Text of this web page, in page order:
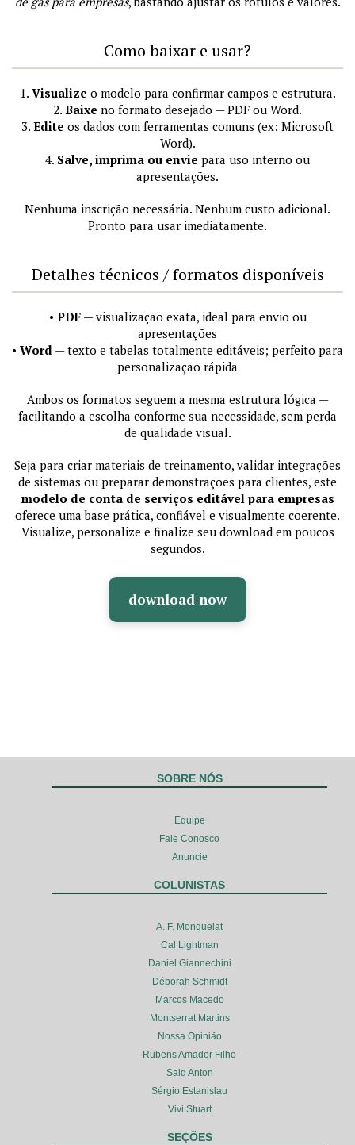
Como baixar e usar?
1. Visualize o modelo para confirmar campos e estrutura.
2. Baixe no formato desejado — PDF ou Word.
3. Edite os dados com ferramentas comuns (ex: Microsoft
Word).
4. Salve, imprima ou envie para uso interno ou
apresentações.
Nenhuma inscrição necessária. Nenhum custo adicional.
Pronto para usar imediatamente.
Detalhes técnicos / formatos disponíveis
• PDF— visualização exata, ideal para envio ou
apresentações
• Word — texto e tabelas totalmente editáveis; perfeito para
personalização rápida
Ambos os formatos seguem a mesma estrutura lógica —
facilitando a escolha conforme sua necessidade, sem perda
de qualidade visual.
Seja para criar materiais de treinamento, validar integrações
de sistemas ou preparar demonstrações para clientes, este
modelo de conta de serviços editável para empresas
oferece uma base prática, confiável e visualmente coerente.
Visualize, personalize e finalize seu download em poucos
segundos.
download now
SOBRE NÓS
Equipe
Fale Conosco
Anuncie
COLUNISTAS
A. F. Monquelat
Cal Lightman
Daniel Giannechini
Déborah Schmidt
Marcos Macedo
Montserrat Martins
Nossa Opinião
Rubens Amador Filho
Said Anton
Sérgio Estanislau
Vivi Stuart
SEÇÕES